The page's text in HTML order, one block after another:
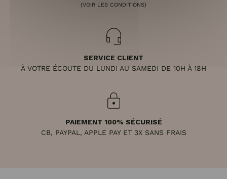
(VOIR LES CONDITIONS)
SERVICE CLIENT
À VOTRE ÉCOUTE DU LUNDI AU SAMEDI DE 10H À 18H
PAIEMENT 100% SÉCURISÉ
CB, PAYPAL, APPLE PAY ET 3X SANS FRAIS